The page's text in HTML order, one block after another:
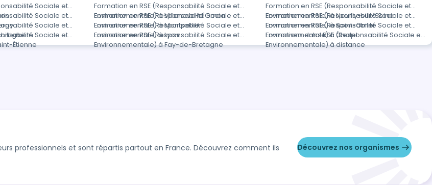
Sociale et
Formation en RSE (Responsabilité Sociale et
Environnementale) à Villenave-d'Ornon
Formation en RSE (Responsabilité Sociale et
Environnementale) à Neuilly-sur-Seine
Sociale et
Formation en RSE (Responsabilité Sociale et
Environnementale) à Montpellier
Formation en RSE (Responsabilité Sociale et
Environnementale) à Saint-Omer
Sociale et
Formation en RSE (Responsabilité Sociale et
Environnementale) à Lyon
Formation en RSE (Responsabilité Sociale et
Environnementale) à Cholet
Sociale et
Étienne
Formation en RSE (Responsabilité Sociale et
Environnementale) à Fay-de-Bretagne
Formations dans RSE (Responsabilité Sociale et
Environnementale) à distance
professionnels et sont répartis partout en France. Découvrez comment ils
Découvrez nos organismes